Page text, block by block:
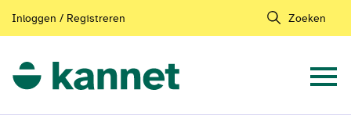
Inloggen / Registreren Zoeken